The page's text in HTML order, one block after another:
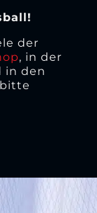
der
, in der
in den